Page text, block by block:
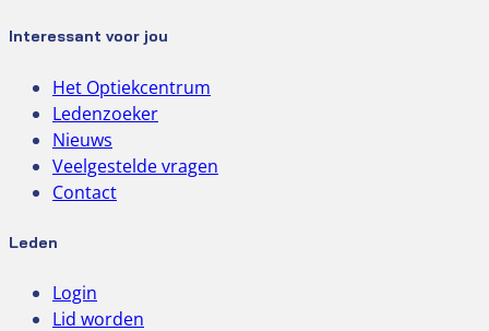
Interessant voor jou
Het Optiekcentrum
Ledenzoeker
Nieuws
Veelgestelde vragen
Contact
Leden
Login
Lid worden